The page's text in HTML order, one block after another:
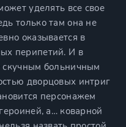
уделять все свое
только там она не
оказывается в
перипетий. И в
больничным
дворцовых интриг
персонажем
а… коварной